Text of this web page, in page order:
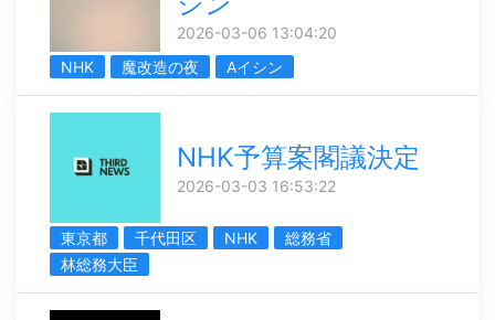
2026-03-06 13:04:20
NHK
魔改造の夜 Aイシン
NHK予算案閣議決定
2026-03-03 16:53:22
東京都 千代田区 NHK
総務省
林総務大臣